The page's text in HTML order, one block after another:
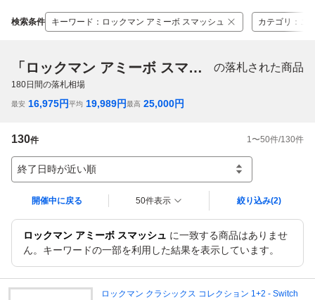
検索条件 キーワード ： ロックマン アミーボ スマッシュ カテゴリ ：
「ロックマン アミーボ スマッシュ」 の落札された商品
180日間の落札相場
最安 16,975円平均 19,989円最高 25,000円
130件 1 〜50件/130件
終了日時が近い順
開催中に戻る 50件表示 絞り込み(2)
ロックマン アミーボ スマッシュ に一致する商品はありませ
ん。キーワードの一部を利用した結果を表示しています。
ロックマン クラシックス コレクション 1+2 - Switch